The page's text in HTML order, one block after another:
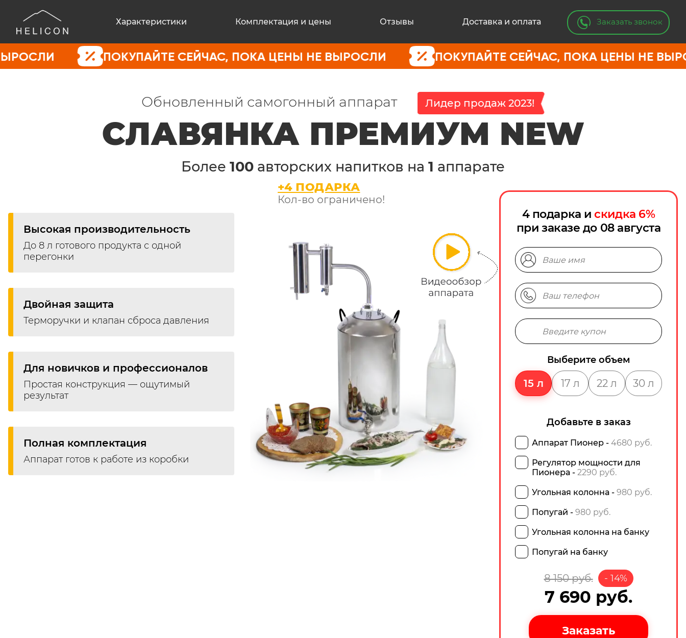
Характеристики Комплектация и цены Отзывы Доставка и оплата Заказать звонок
ПОКУПАЙТЕ СЕЙЧАС, ПОКА ЦЕНЫ НЕ ВЫРОСЛИ ПОКУПАЙТЕ СЕЙЧАС, ПОКА ЦЕНЫ НЕ ВЫРОСЛИ
Обновленный самогонный аппарат Лидер продаж 2023!
СЛАВЯНКА ПРЕМИУМ NEW
Более 100 авторских напитков на 1 аппарате
+4 ПОДАРКА
Кол-во ограничено!
Высокая производительность
До 8 л готового продукта с одной
перегонки
Двойная защита
Терморучки и клапан сброса давления
Для новичков и профессионалов
Простая конструкция — ощутимый
результат
Полная комплектация
Аппарат готов к работе из коробки
4 подарка искидка 6%
при заказе
Выберите объем
15 л 17 л 22 л 30 л
Добавьте в заказ
Аппарат Пионер - 4680 руб.
Регулятор мощности для
Пионера - 2290 руб.
Угольная колонна - 980 руб.
Попугай - 980 руб.
Угольная колонна на банку
Попугай на банку
8 150руб. - 14%
7 690 руб.